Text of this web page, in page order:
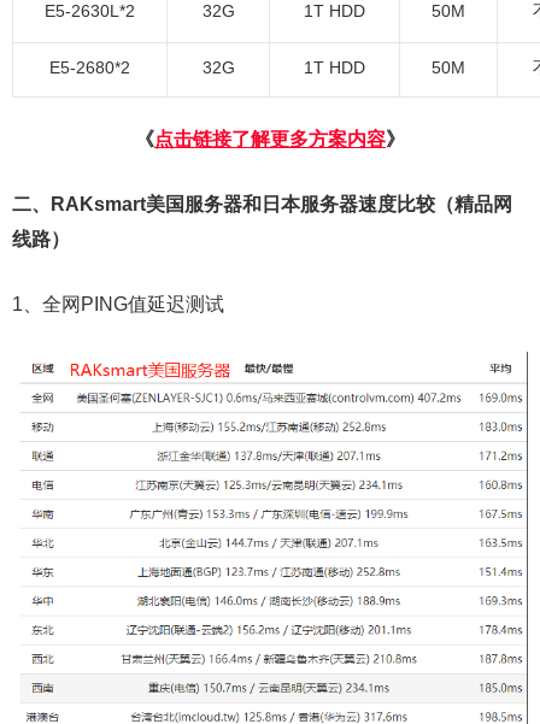
E5-2630L*2 32G 1T HDD 50M
E5-2680*2 32G 1T HDD 50M
《点击链接了解更多方案内容》
二、RAKsmart美国服务器和日本服务器速度比较（精品网
线路）
1、全网PING值延迟测试